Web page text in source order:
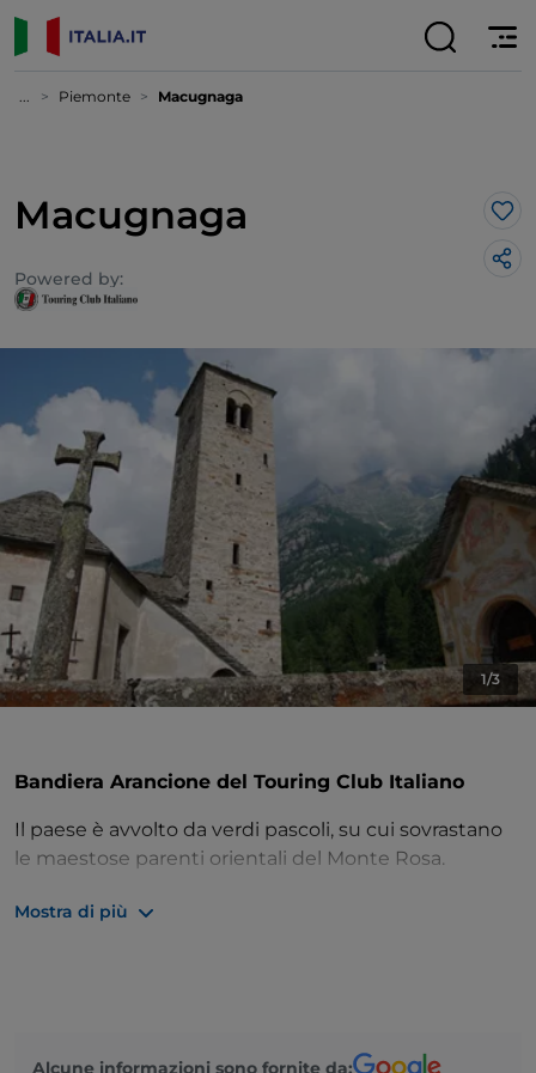
... Piemonte Macugnaga
Macugnaga
Powered by:
1/3
Bandiera Arancione del Touring Club Italiano
Il paese è avvolto da verdi pascoli, su cui sovrastano
le maestose parenti orientali del Monte Rosa.
Il simbolo di Macugnaga è la
Museo della Montagna, nella frazione di Staffa, e la
Mostra di più
Alcune informazioni sono fornite da: